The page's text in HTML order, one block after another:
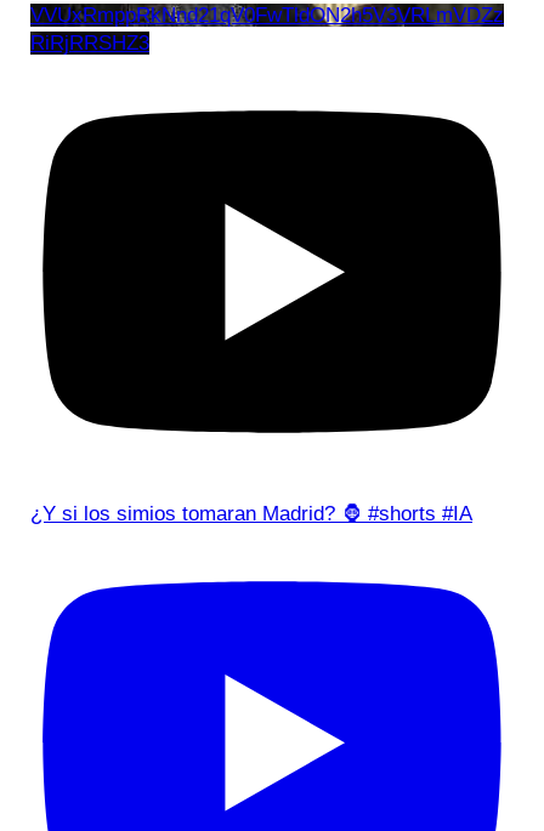
VVUxRmppRkNnd21qV0FwTldON2h5V3VRLmVDZz
RiRjRRSHZ3
¿Y si los simios tomaran Madrid? 🦍 #shorts #IA